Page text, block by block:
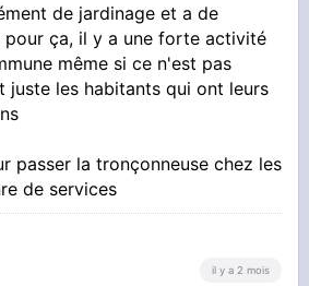
de jardinage et a de
pour ça, il y a une forte activité
même si ce n'est pas
juste les habitants qui ont leurs
passer la tronçonneuse chez les
de services
il y a 2 mois